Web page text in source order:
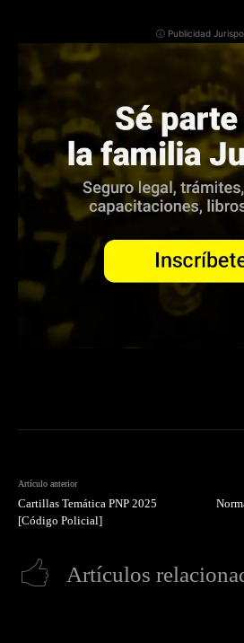
ⓘ Publicidad
Artículo anterior
Cartillas Temática PNP 2025
[Código Policial]
Artículos